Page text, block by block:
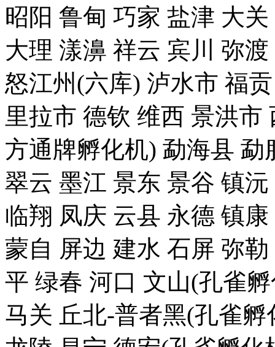
昭阳 鲁甸 巧家 盐津 大
大理 漾濞 祥云 宾川 弥
怒江州(六库) 泸水市 福
里拉市 德钦 维西 景洪
方通牌孵化机) 勐海县
翠云 墨江 景东 景谷 镇
临翔 凤庆 云县 永德 镇
蒙自 屏边 建水 石屏 弥
平 绿春 河口 文山(孔雀
马关 丘北-普者黑(孔雀